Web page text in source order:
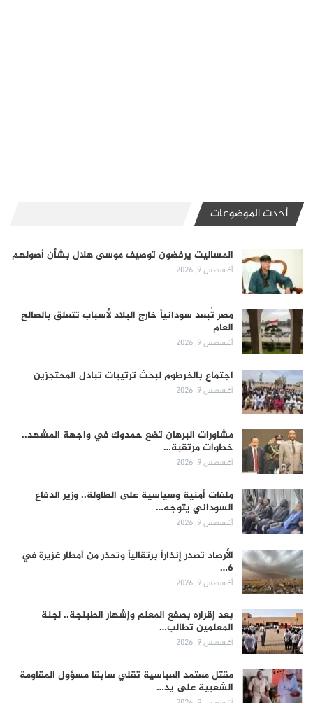
أحدث الموضوعات
المساليت يرفضون توصيف موسى هلال بشأن أصولهم
أغسطس 9, 2026
مصر تُبعد سودانياً خارج البلاد لأسباب تتعلق بالصالح
العام
أغسطس 9, 2026
اجتماع بالخرطوم لبحث ترتيبات تبادل المحتجزين
أغسطس 9, 2026
مشاورات البرهان تضع حمدوك في واجهة المشهد..
خطوات مرتقبة…
أغسطس 9, 2026
ملفات أمنية وسياسية على الطاولة.. وزير الدفاع
السوداني يتوجه…
أغسطس 9, 2026
الأرصاد تصدر إنذاراً برتقالياً وتحذر من أمطار غزيرة في
6…
أغسطس 9, 2026
بعد إقراره بصفع المعلم وإشهار الطبنجة.. لجنة
المعلمين تطالب…
أغسطس 9, 2026
مقتل معتمد العباسية تقلي سابقا مسؤول المقاومة
الشعبية على يد…